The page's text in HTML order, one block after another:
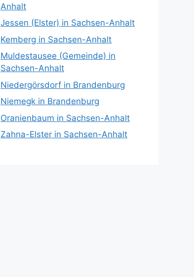
Anhalt
Jessen (Elster) in Sachsen-Anhalt
Kemberg in Sachsen-Anhalt
Muldestausee (Gemeinde) in
Sachsen-Anhalt
Niedergörsdorf in Brandenburg
Niemegk in Brandenburg
Oranienbaum in Sachsen-Anhalt
Zahna-Elster in Sachsen-Anhalt